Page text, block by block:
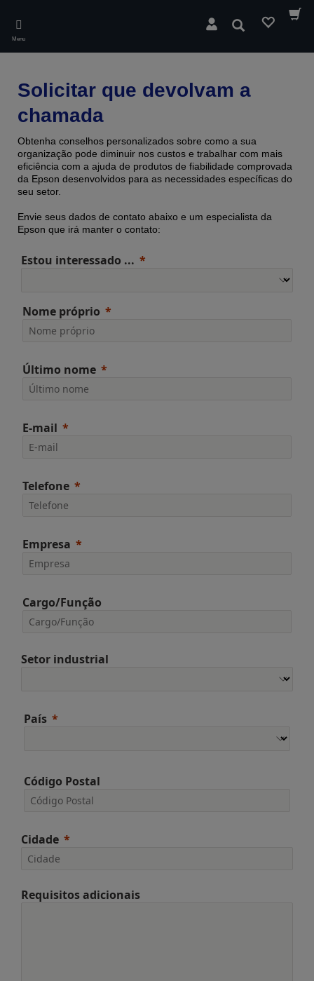
main
content
Menu
Pesquisar
Solicitar que devolvam a
chamada
Obtenha conselhos personalizados sobre como a sua
organização pode diminuir nos custos e trabalhar com mais
eficiência com a ajuda de produtos de fiabilidade comprovada ​​
da Epson desenvolvidos para as necessidades específicas do
seu setor.
Envie seus dados de contato abaixo e um especialista da
Epson que irá manter o contato:
Estou interessado ...
Nome próprio
Último nome
E-mail
Telefone
Empresa
Cargo/Função
Setor industrial
País
Código Postal
Cidade
Requisitos adicionais